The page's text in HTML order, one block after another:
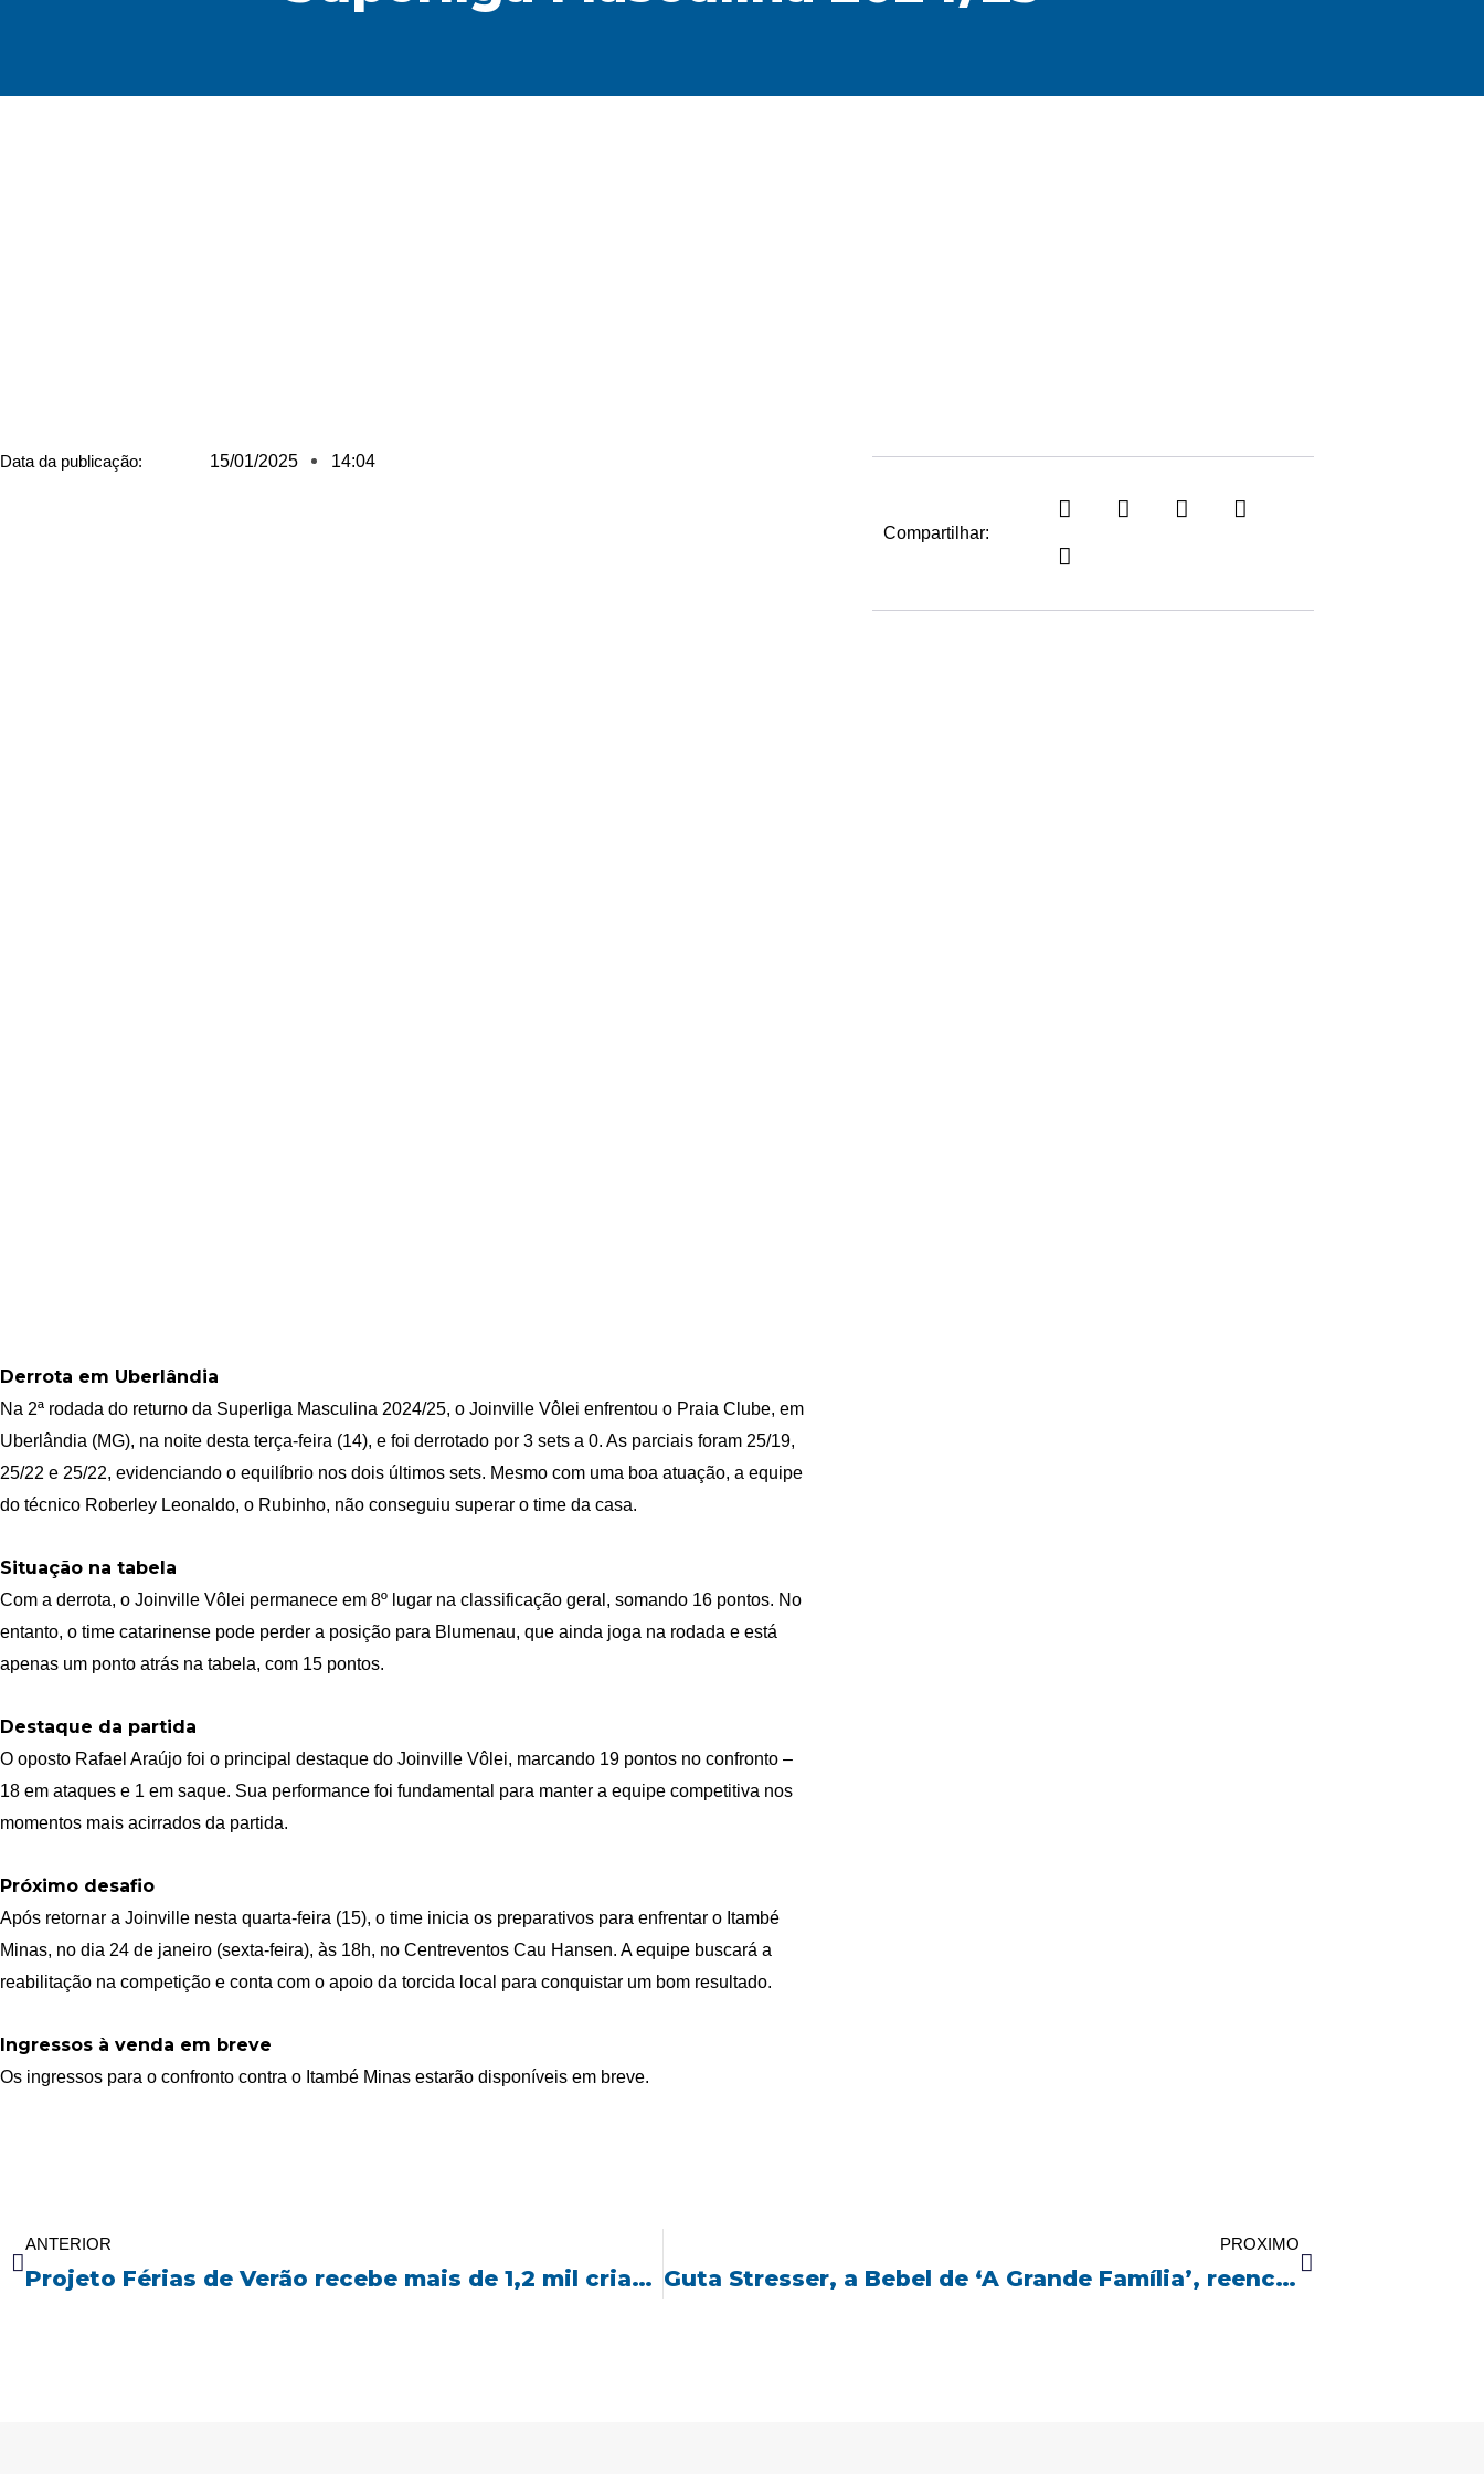
Data da publicação: 15/01/2025 14:04
Derrota em Uberlândia
Na 2ª rodada do returno da Superliga Masculina 2024/25, o Joinville Vôlei enfrentou o Praia Clube, em
Uberlândia (MG), na noite desta terça-feira (14), e foi derrotado por 3 sets a 0. As parciais foram 25/19,
25/22 e 25/22, evidenciando o equilíbrio nos dois últimos sets. Mesmo com uma boa atuação, a equipe
do técnico Roberley Leonaldo, o Rubinho, não conseguiu superar o time da casa.
Situação na tabela
Com a derrota, o Joinville Vôlei permanece em 8º lugar na classificação geral, somando 16 pontos. No
entanto, o time catarinense pode perder a posição para Blumenau, que ainda joga na rodada e está
apenas um ponto atrás na tabela, com 15 pontos.
Destaque da partida
O oposto Rafael Araújo foi o principal destaque do Joinville Vôlei, marcando 19 pontos no confronto –
18 em ataques e 1 em saque. Sua performance foi fundamental para manter a equipe competitiva nos
momentos mais acirrados da partida.
Próximo desafio
Após retornar a Joinville nesta quarta-feira (15), o time inicia os preparativos para enfrentar o Itambé
Minas, no dia 24 de janeiro (sexta-feira), às 18h, no Centreventos Cau Hansen. A equipe buscará a
reabilitação na competição e conta com o apoio da torcida local para conquistar um bom resultado.
Ingressos à venda em breve
Os ingressos para o confronto contra o Itambé Minas estarão disponíveis em breve.
Compartilhar:
ANTERIOR
Projeto Férias de Verão recebe mais de 1,2 mil crianças em Centros de Educação Infantil de Joinville
PROXIMO
Guta Stresser, a Bebel de ‘A Grande Família’, reencontra cachorro desaparecido em SC